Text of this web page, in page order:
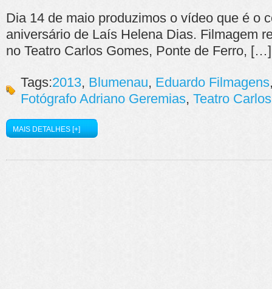
Dia 14 de maio produzimos o vídeo que é o
aniversário de Laís Helena Dias. Filmagem
no Teatro Carlos Gomes, Ponte de Ferro, […]
Tags:2013, Blumenau, Eduardo Filmagens
Fotógrafo Adriano Geremias, Teatro
MAIS DETALHES [+]